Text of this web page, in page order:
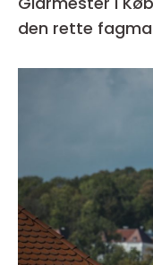
den rette